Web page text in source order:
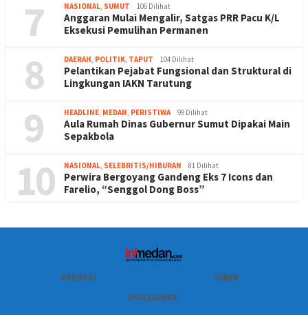
7 NASIONAL, SUMUT 106 Dilihat
Anggaran Mulai Mengalir, Satgas PRR Pacu K/L
Eksekusi Pemulihan Permanen
8 DAERAH, POLITIK, TAPUT 104 Dilihat
Pelantikan Pejabat Fungsional dan Struktural di
Lingkungan IAKN Tarutung
9 HEADLINE, MEDAN, PERISTIWA 99 Dilihat
Aula Rumah Dinas Gubernur Sumut Dipakai Main
Sepakbola
10 NASIONAL, SELEBRITIS/HIBURAN 81 Dilihat
Perwira Bergoyang Gandeng Eks 7 Icons dan
Farelio, “Senggol Dong Boss”
REDAKSI
SIBER
DISCLAIMER